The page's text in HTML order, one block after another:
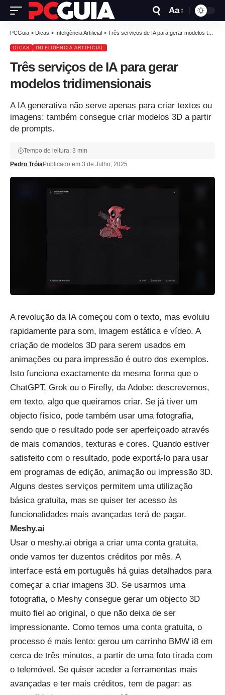
Aa
PCGuia > Dicas > Inteligência Artificial > Três serviços de IA para gerar modelos tridimensionais
DICAS INTELIGÊNCIA ARTIFICIAL
Três serviços de IA para gerar
modelos tridimensionais
A IA generativa não serve apenas para criar textos ou
imagens: também consegue criar modelos 3D a partir
de prompts.
Pedro TróiaPublicado em 3 de Julho, 2025
Tempo de leitura: 3 min
A revolução da IA começou com o texto, mas evoluiu
rapidamente para som, imagem estática e vídeo. A
criação de modelos 3D para serem usados em
animações ou para impressão é outro dos exemplos.
Isto funciona exactamente da mesma forma que o
ChatGPT, Grok ou o Firefly, da Adobe: descrevemos,
em texto, algo que queiramos criar. Se já tiver um
objecto físico, pode também usar uma fotografia,
sendo que o resultado pode ser aperfeiçoado através
de mais comandos, texturas e cores. Quando estiver
satisfeito com o resultado, pode exportá-lo para usar
em programas de edição, animação ou impressão 3D.
Alguns destes serviços permitem uma utilização
básica gratuita, mas se quiser ter acesso às
funcionalidades mais avançadas terá de pagar.
Meshy.ai
Usar o meshy.ai obriga a criar uma conta gratuita,
onde vamos ter duzentos créditos por mês. A
interface está em português há guias detalhados para
começar a criar imagens 3D. Se usarmos uma
fotografia, o Meshy consegue gerar um objecto 3D
muito fiel ao original, o que não deixa de ser
impressionante. Como temos uma conta gratuita, o
processo é mais lento: gerou um carrinho BMW i8 em
cerca de três minutos, a partir de uma foto tirada com
o telemóvel. Se quiser aceder a ferramentas mais
avançadas e ter mais créditos, tem de pagar: as